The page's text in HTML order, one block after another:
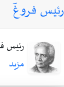
رئیس فروغؔ
رئیس
مزید